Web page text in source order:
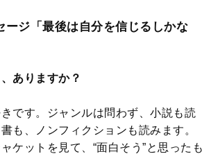
ージ「最後は自分を信じるしかな
ありますか？
です。ジャンルは問わず、小説も読
も、ノンフィクションも読みます。
ケットを見て、“面白そう”と思ったも